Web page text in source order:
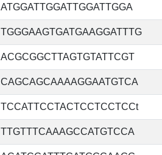
ATGGATTGGATTGGATTGGA
TGGGAAGTGATGAAGGATTTG
ACGCGGCTTAGTGTATTCGT
CAGCAGCAAAAGGAATGTCA
TCCATTCCTACTCCTCCTCCt
TTGTTTCAAAGCCATGTCCA